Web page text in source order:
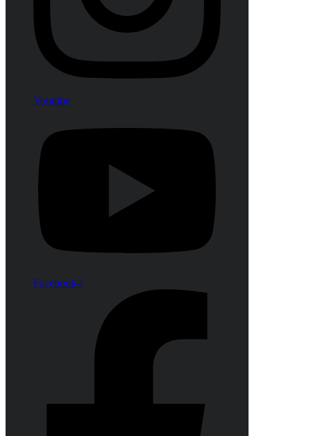
Youtube
Facebook-f